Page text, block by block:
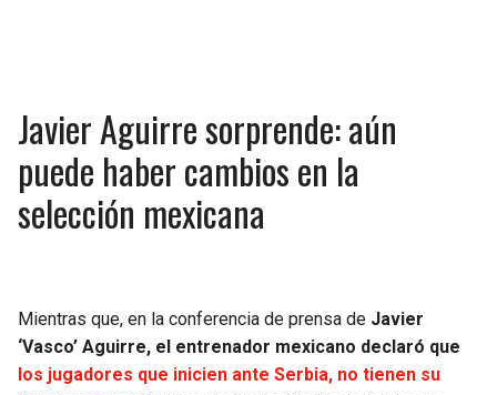
Javier Aguirre sorprende: aún
puede haber cambios en la
selección mexicana
Mientras que, en la conferencia de prensa de Javier
‘Vasco’ Aguirre, el entrenador mexicano declaró que
los jugadores que inicien ante Serbia, no tienen su